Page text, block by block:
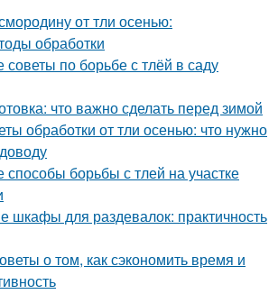
от тли осенью:
обработки
по борьбе с тлёй в саду
что важно сделать перед зимой
обработки от тли осенью: что нужно
борьбы с тлей на участке
шкафы для раздевалок: практичность
о том, как сэкономить время и